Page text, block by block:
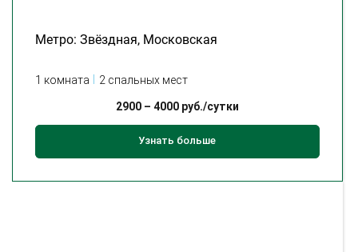
Метро: Звёздная, Московская
1 комната 2 спальных мест
2900– 4000руб./сутки
Узнать больше